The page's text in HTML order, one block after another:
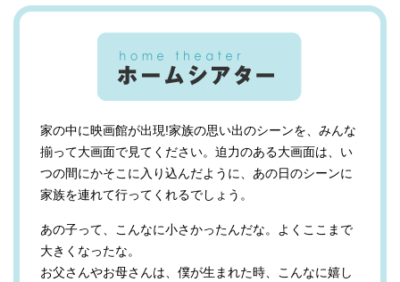
家の中に映画館が出現!家族の思い出のシーンを、みんな
揃って大画面で見てください。迫力のある大画面は、い
つの間にかそこに入り込んだように、あの日のシーンに
家族を連れて行ってくれるでしょう。
あの子って、こんなに小さかったんだな。よくここまで
大きくなったな。
お父さんやお母さんは、僕が生まれた時、こんなに嬉し